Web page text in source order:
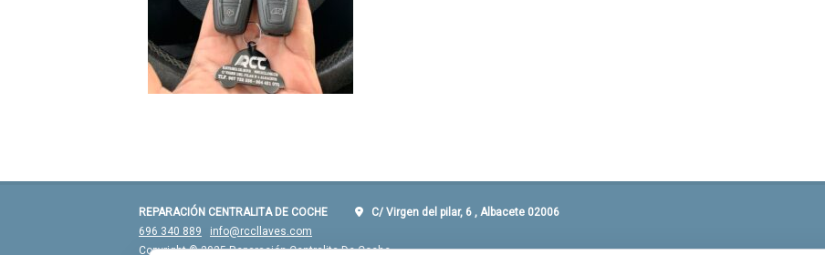
REPARACIÓN CENTRALITA DE COCHE
C/ Virgen del pilar, 6 , Albacete 02006
696 340 889
info@rccllaves.com
Copyright © 2025 Reparación Centralita De Coche